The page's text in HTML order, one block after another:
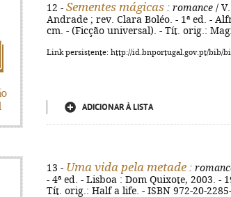
12 - Sementes mágicas : romance /
Andrade ; rev. Clara Boléo. - 1ª ed. -
cm. - (Ficção universal). - Tít. orig.:
Link persistente: http://id.bnportugal.gov.pt/bib/
ADICIONAR À LISTA
13 - Uma vida pela metade :
- 4ª ed. - Lisboa : Dom Quixote, 2003. -
Tít. orig.: Half a life. - ISBN 972-20-